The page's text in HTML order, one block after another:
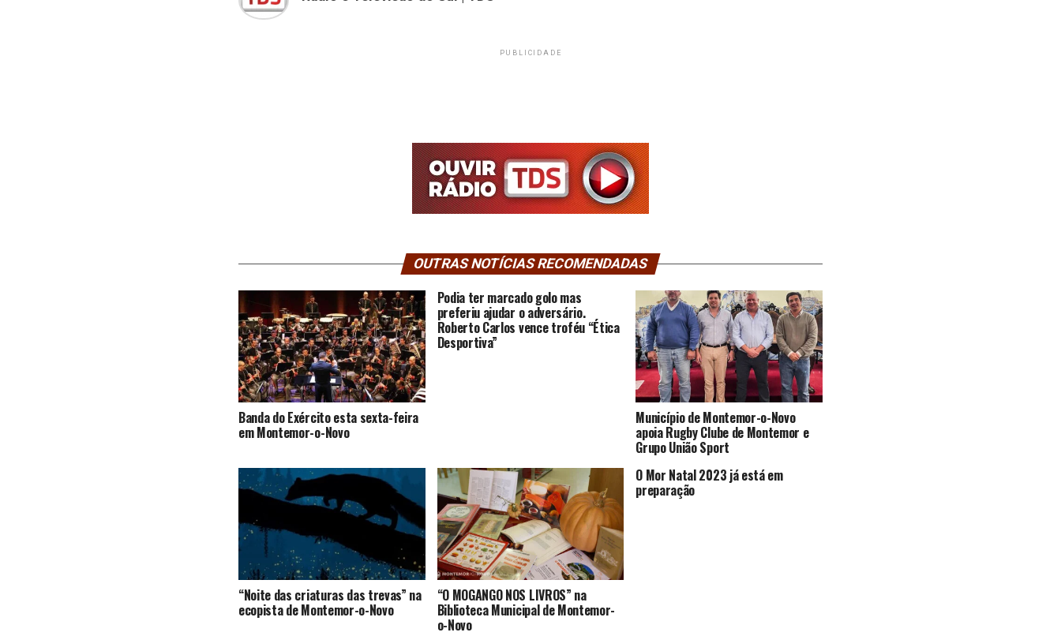
PUBLICIDADE
OUTRAS NOTÍCIAS RECOMENDADAS
Banda do Exército esta sexta-feira
em Montemor-o-Novo
Podia ter marcado golo mas
preferiu ajudar o adversário.
Roberto Carlos vence troféu “Ética
Desportiva”
Município de Montemor-o-Novo
apoia Rugby Clube de Montemor e
Grupo União Sport
“Noite das criaturas das trevas” na
ecopista de Montemor-o-Novo
“O MOGANGO NOS LIVROS” na
Biblioteca Municipal de Montemor-
o-Novo
O Mor Natal 2023 já está em
preparação